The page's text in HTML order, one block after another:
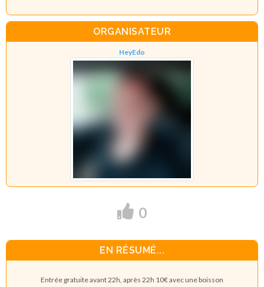
ORGANISATEUR
HeyEdo
0
EN RÉSUMÉ...
Entrée gratuite avant 22h, après 22h 10€ avec une boisson